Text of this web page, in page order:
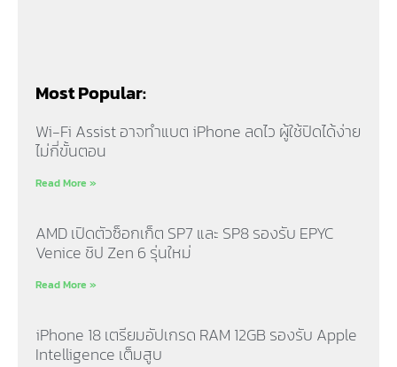
Most Popular:
Wi-Fi Assist อาจทำแบต iPhone ลดไว ผู้ใช้ปิดได้ง่าย
ไม่กี่ขั้นตอน
Read More »
AMD เปิดตัวซ็อกเก็ต SP7 และ SP8 รองรับ EPYC
Venice ชิป Zen 6 รุ่นใหม่
Read More »
iPhone 18 เตรียมอัปเกรด RAM 12GB รองรับ Apple
Intelligence เต็มสูบ